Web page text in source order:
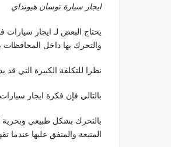
ايجار سيارة توسان هيونداي
يحتاج البعض لـ ايجار
والتحرك بها داخل
نظرا للتكلفة الكبيرة التي قد
بالتالي فإن فكرة ايجار سيارات في مصر 01099792099 هي
بالتحرك بشكل طبيعي وبحرية
المتبعة والمتفق عليها عندما